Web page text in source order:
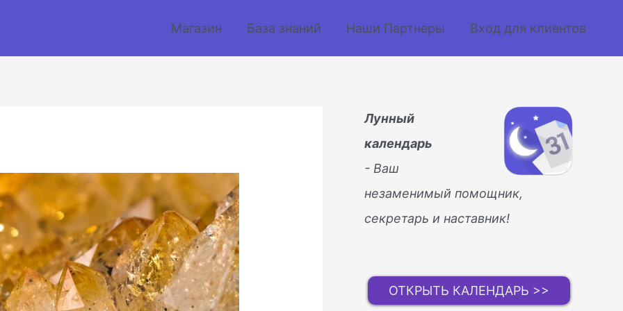
Магазин База знаний Наши Партнеры Вход для клиентов
Лунный
календарь
- Ваш
незаменимый помощник,
секретарь и наставник!
ОТКРЫТЬ КАЛЕНДАРЬ >>